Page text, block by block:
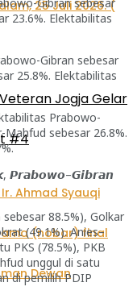
Jogja Gelar
#4
23.6%. Elektabilitas
Gibran sebesar
25.8%. Elektabilitas
Prabowo-
Mahfud sebesar 26.8%.
𝙋𝙧𝙖𝙗𝙤𝙬𝙤–𝙂𝙞𝙗𝙧𝙖𝙣
88.5%), Golkar
(49.1%). Anies–
PKS (78.5%), PKB
unggul di satu
di pemilih PDIP